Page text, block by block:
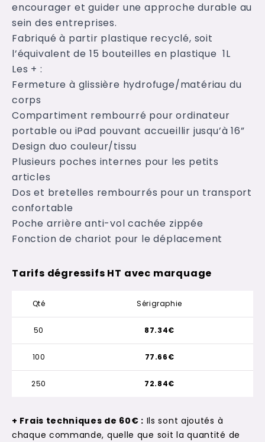
encourager et guider une approche durable au
sein des entreprises.
Fabriqué à partir plastique recyclé, soit
l’équivalent de 15 bouteilles en plastique 1L
Les + :
Fermeture à glissière hydrofuge/matériau du
corps
Compartiment rembourré pour ordinateur
portable ou iPad pouvant accueillir jusqu’à 16”
Design duo couleur/tissu
Plusieurs poches internes pour les petits
articles
Dos et bretelles rembourrés pour un transport
confortable
Poche arrière anti-vol cachée zippée
Fonction de chariot pour le déplacement
Tarifs dégressifs HT avec marquage
Qté Sérigraphie
50
100
250
87.34€
77.66€
72.84€
+ Frais techniques de 60€ : Ils sont ajoutés à
chaque commande, quelle que soit la quantité de